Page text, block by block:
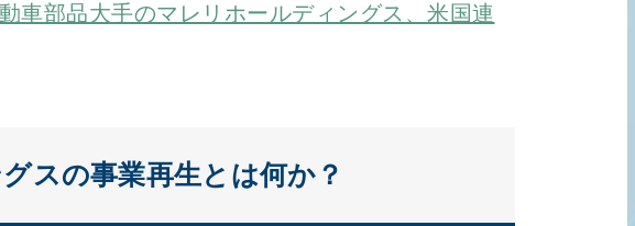
動車部品大手のマレリホールディングス、米国連
スの事業再生とは何か？